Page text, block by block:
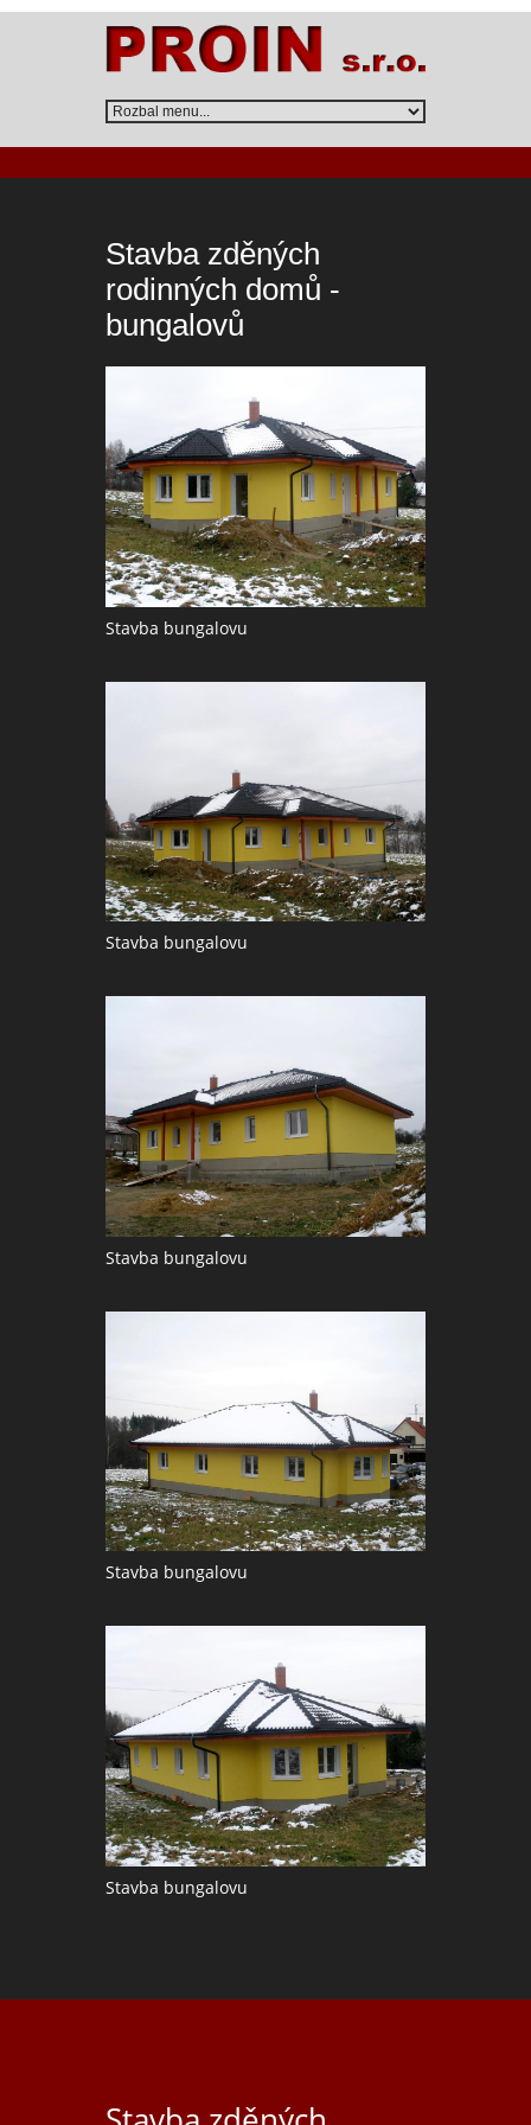
Stavba zděných
rodinných domů -
bungalovů
Stavba bungalovu
Stavba bungalovu
Stavba bungalovu
Stavba bungalovu
Stavba bungalovu